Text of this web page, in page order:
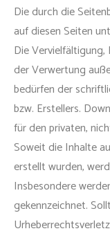
Die durch die
auf diesen Seiten
Die
der Verwertung
bedürfen der
bzw. Erstellers.
für den privaten,
Soweit die Inhalte
erstellt wurden,
Insbesondere
gekennzeichnet.